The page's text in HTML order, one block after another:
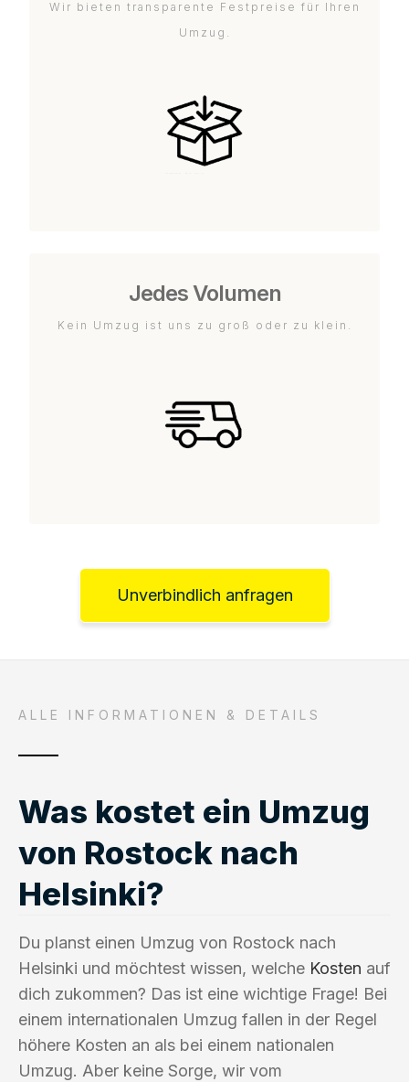
Wir bieten transparente Festpreise für Ihren
Umzug.
Jedes Volumen
Kein Umzug ist uns zu groß oder zu klein.
Unverbindlich anfragen
ALLE INFORMATIONEN & DETAILS
Was kostet ein Umzug
von Rostock nach
Helsinki?
Du planst einen Umzug von Rostock nach
Helsinki und möchtest wissen, welche Kosten auf
dich zukommen? Das ist eine wichtige Frage! Bei
einem internationalen Umzug fallen in der Regel
höhere Kosten an als bei einem nationalen
Umzug. Aber keine Sorge, wir vom